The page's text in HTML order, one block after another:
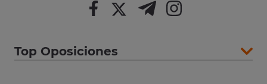
Top Oposiciones